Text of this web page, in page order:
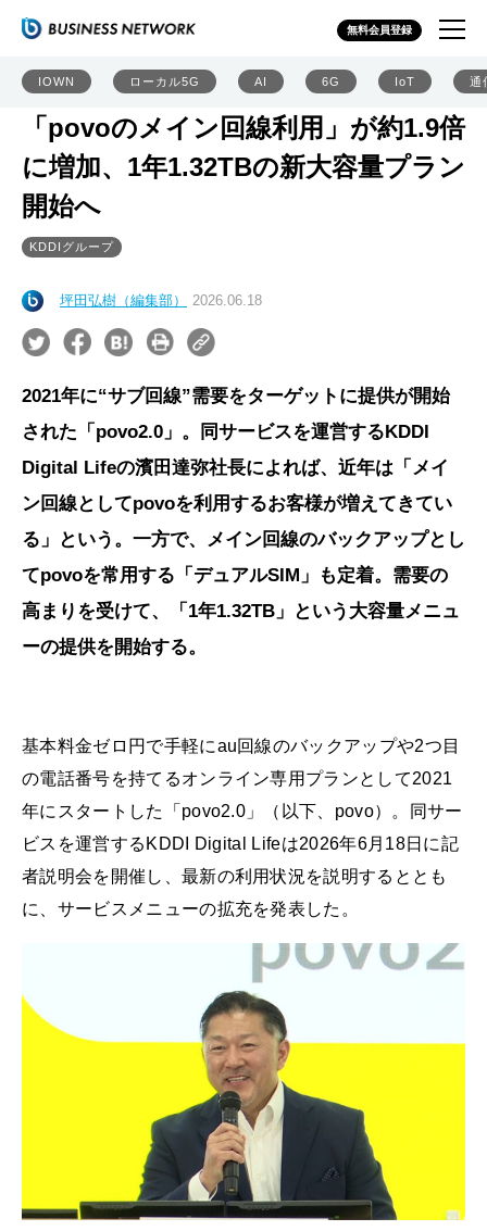
無料会員登録
IOWN ローカル5G AI 6G IoT 通
「povoのメイン回線利用」が約1.9倍
に増加、1年1.32TBの新大容量プラン
開始へ
KDDIグループ
坪田弘樹（編集部） 2026.06.18
2021年に“サブ回線”需要をターゲットに提供が開始
された「povo2.0」。同サービスを運営するKDDI
Digital Lifeの濱田達弥社長によれば、近年は「メイ
ン回線としてpovoを利用するお客様が増えてきてい
る」という。一方で、メイン回線のバックアップとし
てpovoを常用する「デュアルSIM」も定着。需要の
高まりを受けて、「1年1.32TB」という大容量メニュ
ーの提供を開始する。
基本料金ゼロ円で手軽にau回線のバックアップや2つ目
の電話番号を持てるオンライン専用プランとして2021
年にスタートした「povo2.0」（以下、povo）。同サー
ビスを運営するKDDI Digital Lifeは2026年6月18日に記
者説明会を開催し、最新の利用状況を説明するととも
に、サービスメニューの拡充を発表した。